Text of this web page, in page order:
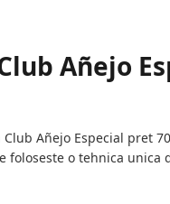
Añejo
Club Añejo Especial pret
foloseste o tehnica